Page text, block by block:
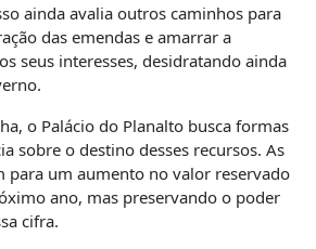
ainda avalia outros caminhos para
das emendas e amarrar a
seus interesses, desidratando ainda
o Palácio do Planalto busca formas
sobre o destino desses recursos. As
para um aumento no valor reservado
ano, mas preservando o poder
cifra.